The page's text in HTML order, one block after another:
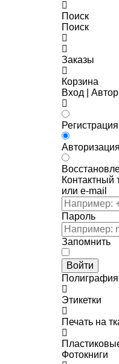
Поиск
Поиск
Заказы
Корзина
Вход |
Регистрация
Авторизация
Контактный
или e-mail
Пароль
Запомнить
Войти
Полиграфия
Этикетки
Печать на
Фотокниги